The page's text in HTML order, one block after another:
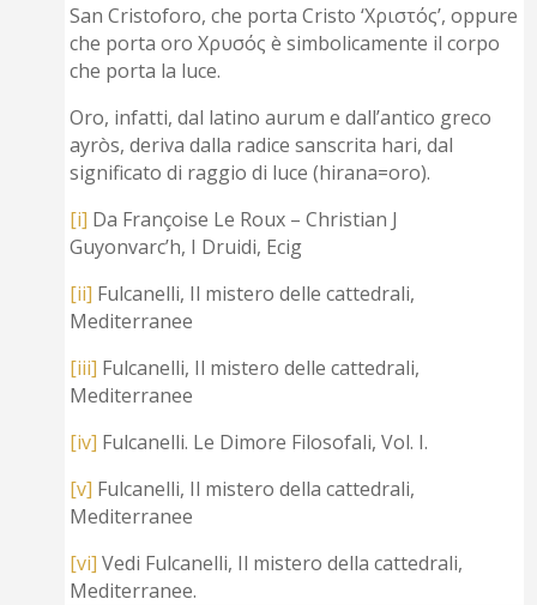
San Cristoforo, che porta Cristo ‘Χριστός’, oppure
che porta oro Χρυσός è simbolicamente il corpo
che porta la luce.
Oro, infatti, dal latino aurum e dall’antico greco
ayròs, deriva dalla radice sanscrita hari, dal
significato di raggio di luce (hirana=oro).
[i] Da Françoise Le Roux – Christian J
Guyonvarc’h, I Druidi, Ecig
[ii] Fulcanelli, Il mistero delle cattedrali,
Mediterranee
[iii] Fulcanelli, Il mistero delle cattedrali,
Mediterranee
[iv] Fulcanelli. Le Dimore Filosofali, Vol. I.
[v] Fulcanelli, Il mistero della cattedrali,
Mediterranee
[vi] Vedi Fulcanelli, Il mistero della cattedrali,
Mediterranee.